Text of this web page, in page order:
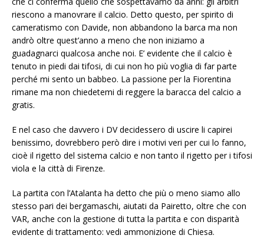
riescono a manovrare il calcio. Detto questo, per spirito di
cameratismo con Davide, non abbandono la barca ma non
andrò oltre quest’anno a meno che non iniziamo a
guadagnarci qualcosa anche noi. E’ evidente che il calcio è
tenuto in piedi dai tifosi, di cui non ho più voglia di far parte
perché mi sento un babbeo. La passione per la Fiorentina
rimane ma non chiedetemi di reggere la baracca del calcio a
gratis.
E nel caso che davvero i DV decidessero di uscire li capirei
benissimo, dovrebbero però dire i motivi veri per cui lo fanno,
cioè il rigetto del sistema calcio e non tanto il rigetto per i tifosi
viola e la città di Firenze.
La partita con l’Atalanta ha detto che più o meno siamo allo
stesso pari dei bergamaschi, aiutati da Pairetto, oltre che con
VAR, anche con la gestione di tutta la partita e con disparità
evidente di trattamento: vedi ammonizione di Chiesa.